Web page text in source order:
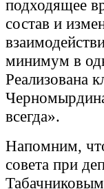
подходящее
состав и
минимум в
Реализована
всегда».
Напомним,
совета при